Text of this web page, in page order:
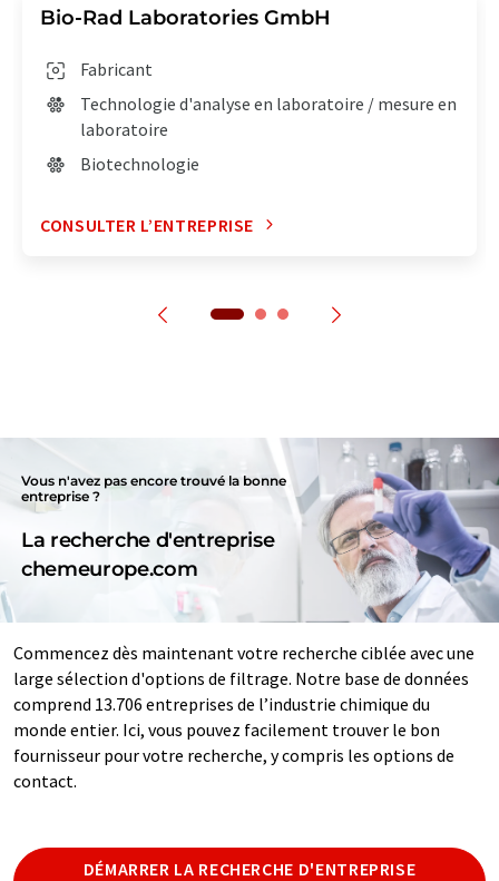
Bio-Rad Laboratories GmbH
Fabricant
Technologie d'analyse en laboratoire / mesure en
laboratoire
Biotechnologie
CONSULTER L’ENTREPRISE
Vous n'avez pas encore trouvé la bonne
entreprise ?
La recherche d'entreprise
chemeurope.com
Commencez dès maintenant votre recherche ciblée avec une
large sélection d'options de filtrage. Notre base de données
comprend 13.706 entreprises de l’industrie chimique du
monde entier. Ici, vous pouvez facilement trouver le bon
fournisseur pour votre recherche, y compris les options de
contact.
DÉMARRER LA RECHERCHE D'ENTREPRISE